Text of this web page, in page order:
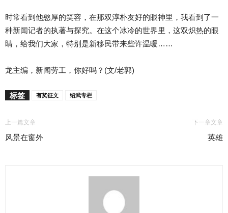
时常看到他憨厚的笑容，在那双淳朴友好的眼神里，我看到了一
种新闻记者的执著与探究。在这个冰冷的世界里，这双炽热的眼
睛，给我们大家，特别是新移民带来些许温暖……
龙主编，新闻劳工，你好吗？(文/老郭)
标签 有奖征文 绍武专栏
上一篇文章
风景在窗外
下一章文章
英雄